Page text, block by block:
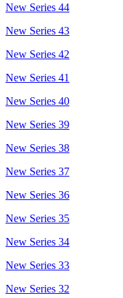
New Series 44
New Series 43
New Series 42
New Series 41
New Series 40
New Series 39
New Series 38
New Series 37
New Series 36
New Series 35
New Series 34
New Series 33
New Series 32